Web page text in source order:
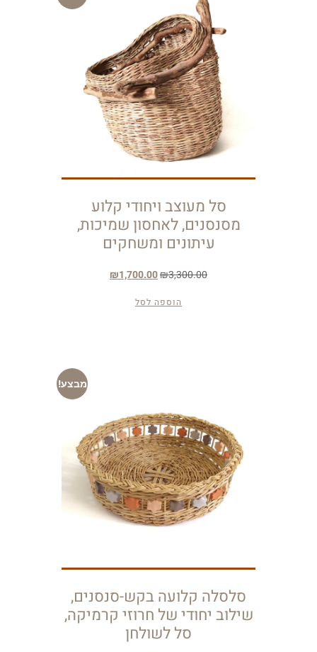
סל מעוצב ויחודי קלוע
מסנסנים, לאחסון שמיכות,
עיתונים ומשחקים
₪3,300.00
₪1,700.00
הוספה לסל
מבצע!
סלסלה קלועה בקש-סנסנים,
שילוב יחודי של חרוזי קרמיקה,
סל לשולחן